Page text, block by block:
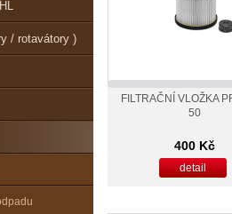
/ rotavátory )
FILTRAČNÍ VLOŽKA
50
400 Kč
detail